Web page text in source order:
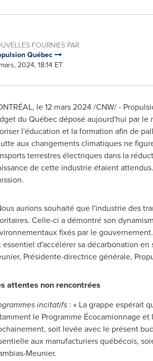
FOURNIES PAR
Québec
2024, 18:14 ET
, le 12 mars 2024/CNW/ -
du Québec déposé aujourd'hui par
l'éducation et la formation afin de
aux changements climatiques ne
terrestres électriques dans la
de cette industrie étaient
aurions souhaité que l'industrie des
Celle-ci a démontré son
fixés par le
essentiel d'accélérer sa décarbonation
, Présidente-directrice générale,
attentes non rencontrées
incitatifs: « La grappe espérait
le Programme Écocamionnage
soit levée avec le présent
aux manufacturiers québécois,
Meunier.